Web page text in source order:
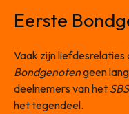
Eerste
Vaak zijn
Bondgenotengeen
deelnemers van het
het tegendeel.